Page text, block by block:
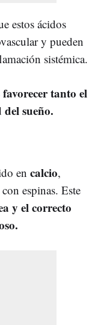
estos ácidos
y pueden
sistémica.
favorecer tanto el
sueño.
en calcio,
espinas. Este
y el correcto